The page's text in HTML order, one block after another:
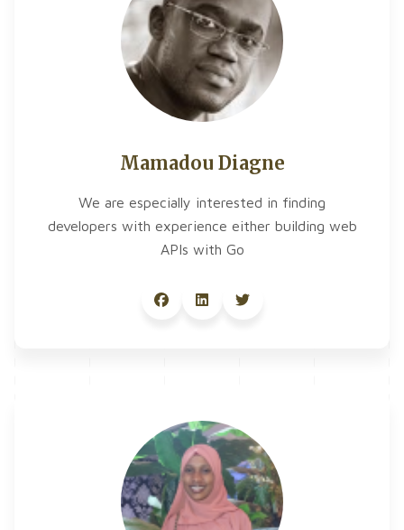
Mamadou Diagne
We are especially interested in finding
developers with experience either building web
APIs with Go